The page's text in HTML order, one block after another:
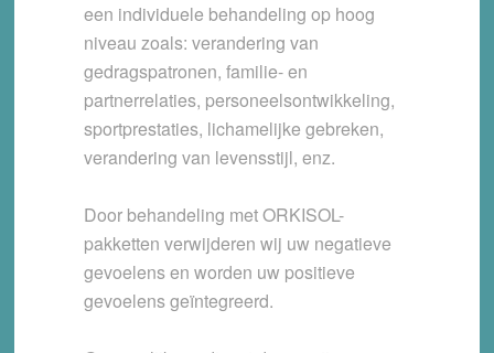
een individuele behandeling op hoog
niveau zoals: verandering van
gedragspatronen, familie- en
partnerrelaties, personeelsontwikkeling,
sportprestaties, lichamelijke gebreken,
verandering van levensstijl, enz.
Door behandeling met ORKISOL-
pakketten verwijderen wij uw negatieve
gevoelens en worden uw positieve
gevoelens geïntegreerd.